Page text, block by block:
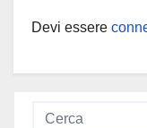
Devi essere